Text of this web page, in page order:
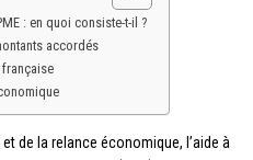
: en quoi consiste-t-il ?
accordés
de la relance économique, l’aide à